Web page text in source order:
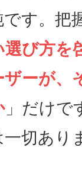
です。把
選び方を
ザーが、
」だけ
一切あり